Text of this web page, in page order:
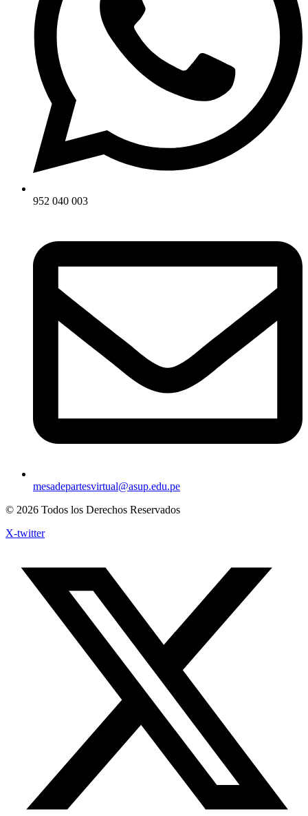
952 040 003
mesadepartesvirtual@asup.edu.pe
© 2026 Todos los Derechos Reservados
X-twitter